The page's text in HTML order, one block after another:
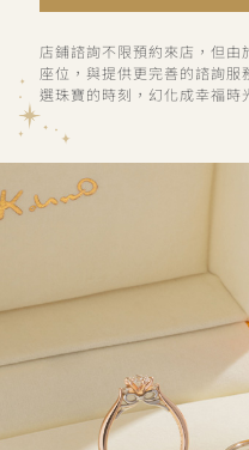
店鋪諮詢不限預約來店，但
座位，與提供更完善的諮詢
選珠寶的時刻，幻化成幸福時